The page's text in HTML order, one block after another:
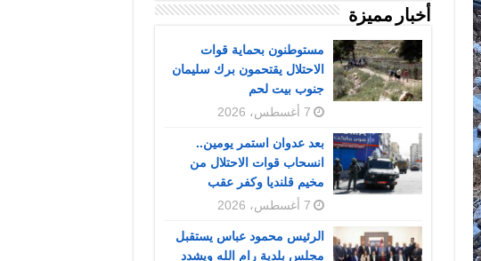
أخبار مميزة
مستوطنون بحماية قوات
الاحتلال يقتحمون برك سليمان
جنوب بيت لحم
7 أغسطس، 2026
بعد عدوان استمر يومين..
انسحاب قوات الاحتلال من
مخيم قلنديا وكفر عقب
7 أغسطس، 2026
الرئيس محمود عباس يستقبل
مجلس بلدية رام الله ويشدد